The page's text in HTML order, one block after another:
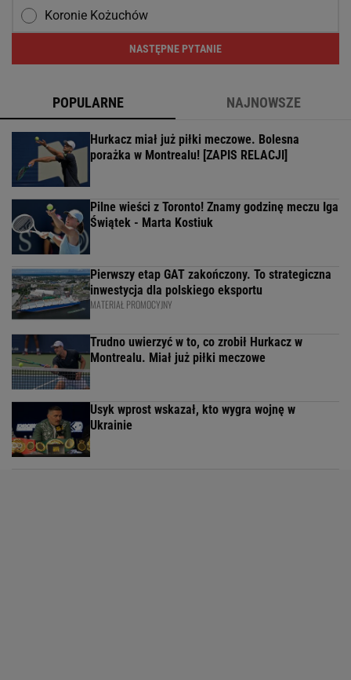
Koronie Kożuchów
NASTĘPNE PYTANIE
POPULARNE NAJNOWSZE
Hurkacz miał już piłki meczowe. Bolesna
porażka w Montrealu! [ZAPIS RELACJI]
Pilne wieści z Toronto! Znamy godzinę meczu Iga
Świątek - Marta Kostiuk
Pierwszy etap GAT zakończony. To strategiczna
inwestycja dla polskiego eksportu
MATERIAŁ PROMOCYJNY
Trudno uwierzyć w to, co zrobił Hurkacz w
Montrealu. Miał już piłki meczowe
Usyk wprost wskazał, kto wygra wojnę w
Ukrainie